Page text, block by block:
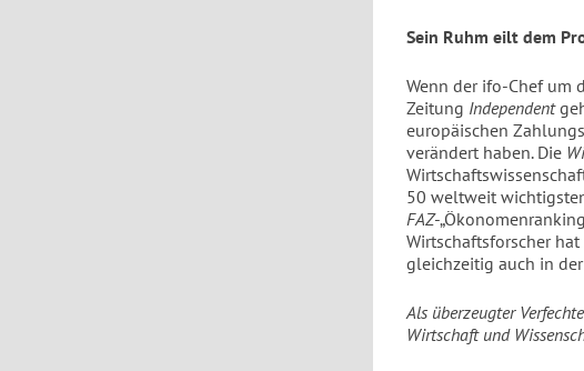
Sein Ruhm eilt dem
Wenn der ifo-Chef um
Zeitung Independent
europäischen
verändert haben. Die
50 weltweit
FAZ-
Wirtschaftsforscher
gleichzeitig auch in der
Als überzeugter
Wirtschaft und